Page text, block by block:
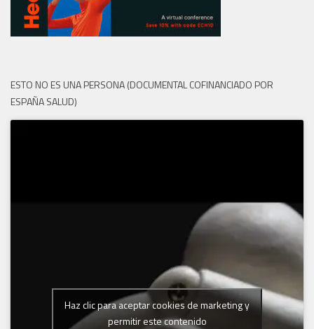
ESTO NO ES UNA PERSONA (DOCUMENTAL COFINANCIADO POR
ESPAÑA SALUD)
Haz clic para aceptar cookies de marketing y
permitir este contenido